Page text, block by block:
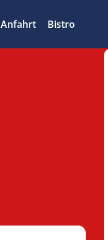
Anfahrt Bistro